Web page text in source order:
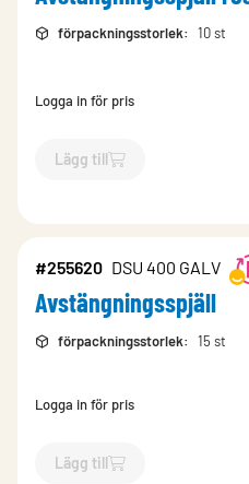
förpackningsstorlek: 10 st
Logga in för pris
Lägg till
`$Lägg till
#255620 DSU 400 GALV
Avstängningsspjäll
förpackningsstorlek: 15 st
Logga in för pris
Lägg till
`$Lägg till